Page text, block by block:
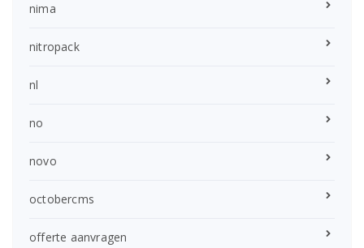
nima
nitropack
nl
no
novo
octobercms
offerte aanvragen